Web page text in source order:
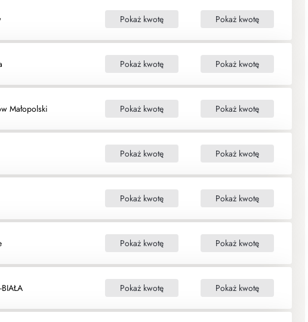
Pokaż kwotę Pokaż kwotę
Pokaż kwotę Pokaż kwotę
Małopolski Pokaż kwotę Pokaż kwotę
Pokaż kwotę Pokaż kwotę
Pokaż kwotę Pokaż kwotę
Pokaż kwotę Pokaż kwotę
BIAŁA Pokaż kwotę Pokaż kwotę